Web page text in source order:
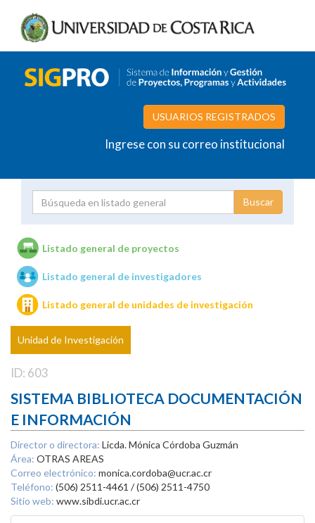
USUARIOS REGISTRADOS
Ingrese con su correo institucional
Unidades de investigación
Listado general de proyectos
Listado general de investigadores
Listado general de unidades de investigación
Unidad de Investigación
ID: 603
SISTEMA BIBLIOTECA DOCUMENTACIÓN
E INFORMACIÓN
Director o directora: Licda. Mónica Córdoba Guzmán
Área: OTRAS AREAS
Correo electrónico: monica.cordoba@ucr.ac.cr
Teléfono: (506) 2511-4461 / (506) 2511-4750
Sitio web: www.sibdi.ucr.ac.cr